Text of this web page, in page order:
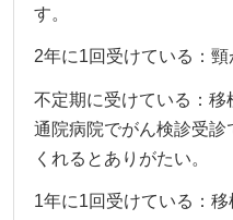
す。
2年に1回受けている：頸
不定期に受けている：移
通院病院でがん検診受診
くれるとありがたい。
1年に1回受けている：